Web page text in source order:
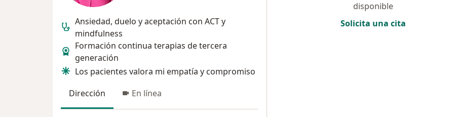
Ansiedad, duelo y aceptación con ACT y
mindfulness
Formación continua terapias de tercera
generación
Los pacientes valora mi empatía y compromiso
Dirección
En línea
disponible
Solicita una cita